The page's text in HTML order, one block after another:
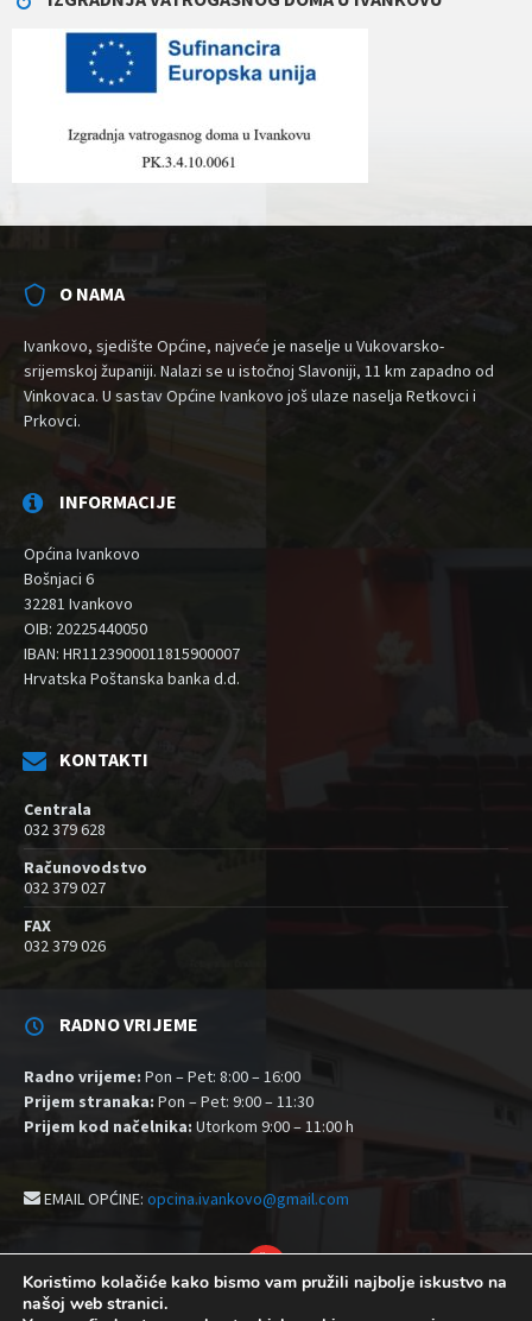
O NAMA
Ivankovo, sjedište Općine, najveće je naselje u Vukovarsko-
srijemskoj županiji. Nalazi se u istočnoj Slavoniji, 11 km zapadno od
Vinkovaca. U sastav Općine Ivankovo još ulaze naselja Retkovci i
Prkovci.
INFORMACIJE
Općina Ivankovo
Bošnjaci 6
32281 Ivankovo
OIB: 20225440050
IBAN: HR1123900011815900007
Hrvatska Poštanska banka d.d.
KONTAKTI
Centrala
032 379 628
Računovodstvo
032 379 027
FAX
032 379 026
RADNO VRIJEME
Radno vrijeme: Pon – Pet: 8:00 – 16:00
Prijem stranaka: Pon – Pet: 9:00 – 11:30
Prijem kod načelnika: Utorkom 9:00 – 11:00 h
EMAIL OPĆINE: opcina.ivankovo@gmail.com
YouTube
Izjava o pristupačnosti
Koristimo kolačiće kako bismo vam pružili najbolje iskustvo na
našoj web stranici.